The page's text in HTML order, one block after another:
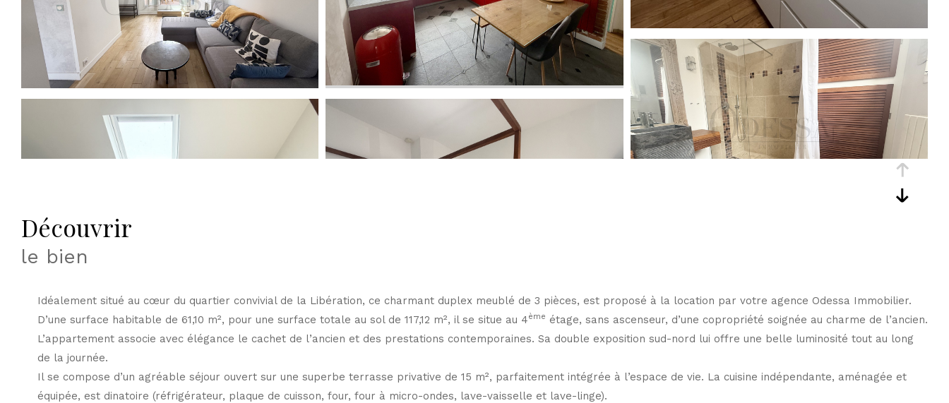
découvrir
le bien
Idéalement situé au cœur du quartier convivial de la Libération, ce charmant duplex meublé de 3 pièces, est proposé à la location par votre agence Odessa Immobilier.
D’une surface habitable de 61,10 m², pour une surface totale au sol de 117,12 m², il se situe au 4ème étage, sans ascenseur, d’une copropriété soignée au charme de l’ancien.
L’appartement associe avec élégance le cachet de l’ancien et des prestations contemporaines. Sa double exposition sud-nord lui offre une belle luminosité tout au long
de la journée.
Il se compose d’un agréable séjour ouvert sur une superbe terrasse privative de 15 m², parfaitement intégrée à l’espace de vie. La cuisine indépendante, aménagée et
équipée, est dinatoire (réfrigérateur, plaque de cuisson, four, four à micro-ondes, lave-vaisselle et lave-linge).